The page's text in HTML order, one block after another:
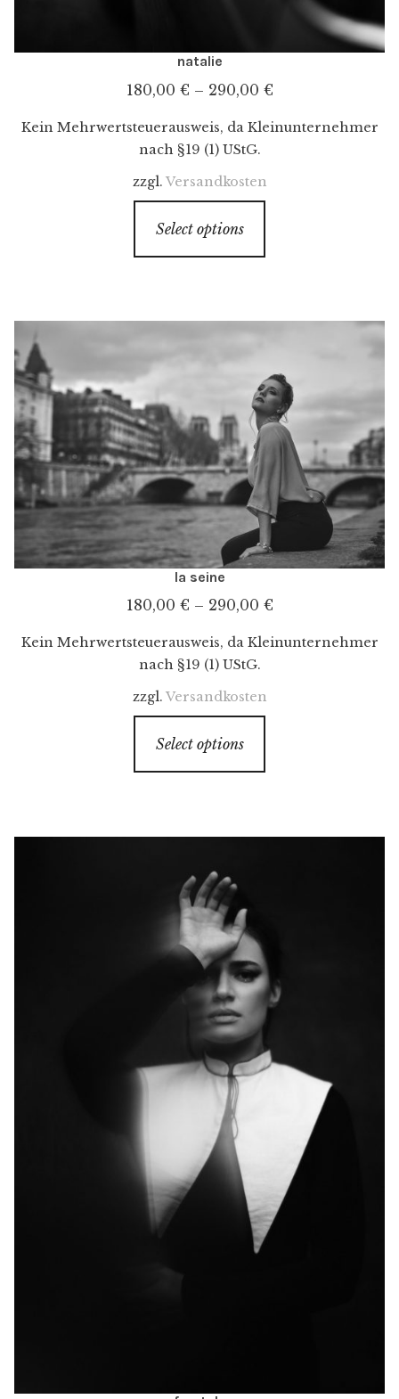
natalie
180,00 € – 290,00 €
Kein Mehrwertsteuerausweis, da Kleinunternehmer
nach §19 (1) UStG.
zzgl. Versandkosten
Select options
la seine
180,00 € – 290,00 €
Kein Mehrwertsteuerausweis, da Kleinunternehmer
nach §19 (1) UStG.
zzgl. Versandkosten
Select options